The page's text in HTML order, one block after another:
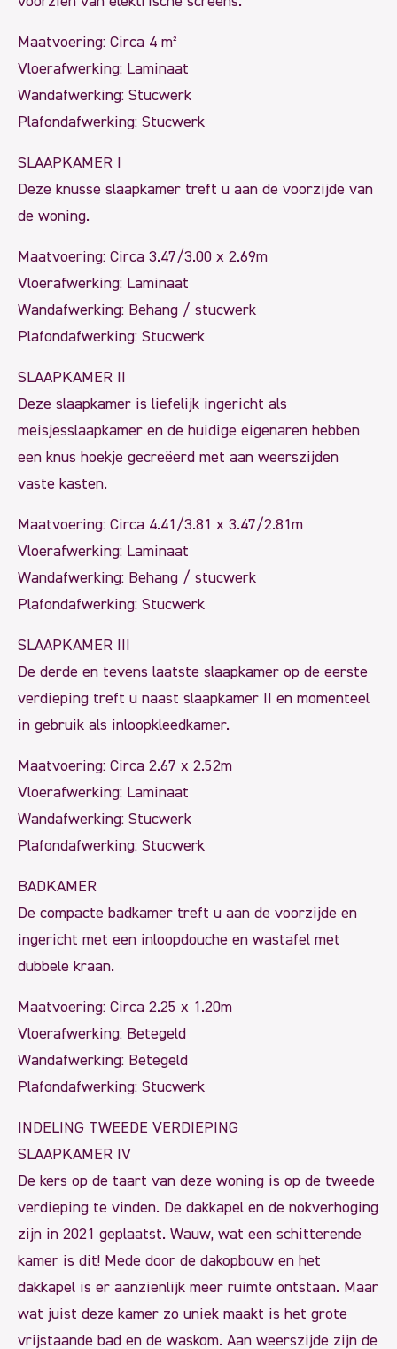
Maatvoering: Circa 4 m²
Vloerafwerking: Laminaat
Wandafwerking: Stucwerk
Plafondafwerking: Stucwerk
SLAAPKAMER I
Deze knusse slaapkamer treft u aan de voorzijde van
de woning.
Maatvoering: Circa 3.47/3.00 x 2.69m
Vloerafwerking: Laminaat
Wandafwerking: Behang / stucwerk
Plafondafwerking: Stucwerk
SLAAPKAMER II
Deze slaapkamer is liefelijk ingericht als
meisjesslaapkamer en de huidige eigenaren hebben
een knus hoekje gecreëerd met aan weerszijden
vaste kasten.
Maatvoering: Circa 4.41/3.81 x 3.47/2.81m
Vloerafwerking: Laminaat
Wandafwerking: Behang / stucwerk
Plafondafwerking: Stucwerk
SLAAPKAMER III
De derde en tevens laatste slaapkamer op de eerste
verdieping treft u naast slaapkamer II en momenteel
in gebruik als inloopkleedkamer.
Maatvoering: Circa 2.67 x 2.52m
Vloerafwerking: Laminaat
Wandafwerking: Stucwerk
Plafondafwerking: Stucwerk
BADKAMER
De compacte badkamer treft u aan de voorzijde en
ingericht met een inloopdouche en wastafel met
dubbele kraan.
Maatvoering: Circa 2.25 x 1.20m
Vloerafwerking: Betegeld
Wandafwerking: Betegeld
Plafondafwerking: Stucwerk
INDELING TWEEDE VERDIEPING
SLAAPKAMER IV
De kers op de taart van deze woning is op de tweede
verdieping te vinden. De dakkapel en de nokverhoging
zijn in 2021 geplaatst. Wauw, wat een schitterende
kamer is dit! Mede door de dakopbouw en het
dakkapel is er aanzienlijk meer ruimte ontstaan. Maar
wat juist deze kamer zo uniek maakt is het grote
vrijstaande bad en de waskom. Aan weerszijde zijn de